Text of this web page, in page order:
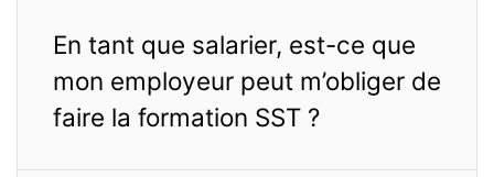
En tant que salarier, est-ce que
mon employeur peut m’obliger de
faire la formation SST ?